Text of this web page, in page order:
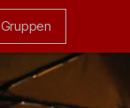
Gruppen